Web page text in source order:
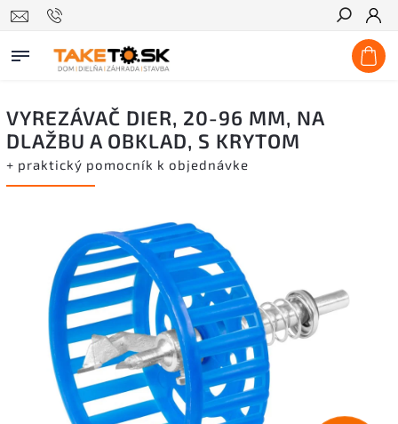
Hľadať
VYREZÁVAČ DIER, 20-96 MM, NA
DLAŽBU A OBKLAD, S KRYTOM
+ praktický pomocník k objednávke